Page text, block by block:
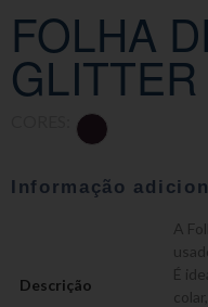
FOLHA
Informação
Descrição
A
É